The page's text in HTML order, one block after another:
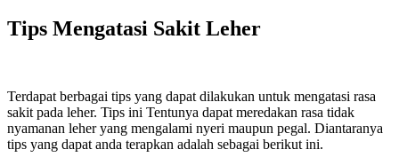
Tips Mengatasi Sakit Leher
Terdapat berbagai tips yang dapat dilakukan untuk mengatasi rasa
sakit pada leher. Tips ini Tentunya dapat meredakan rasa tidak
nyamanan leher yang mengalami nyeri maupun pegal. Diantaranya
tips yang dapat anda terapkan adalah sebagai berikut ini.